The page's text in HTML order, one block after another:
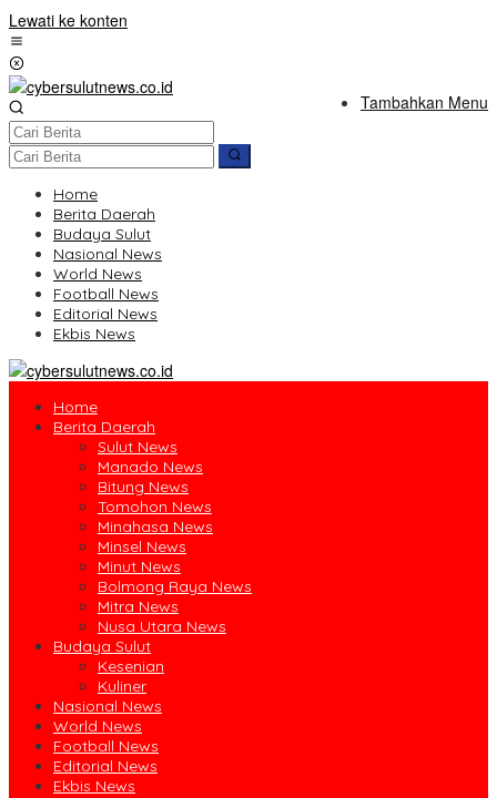
Lewati ke konten
Tambahkan Menu
Home
Berita Daerah
Budaya Sulut
Nasional News
World News
Football News
Editorial News
Ekbis News
Home
Berita Daerah
Sulut News
Manado News
Bitung News
Tomohon News
Minahasa News
Minsel News
Minut News
Bolmong Raya News
Mitra News
Nusa Utara News
Budaya Sulut
Kesenian
Kuliner
Nasional News
World News
Football News
Editorial News
Ekbis News